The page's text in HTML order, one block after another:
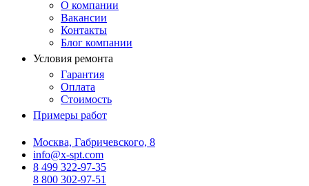
О компании
Вакансии
Контакты
Блог компании
Условия ремонта
Гарантия
Оплата
Стоимость
Примеры работ
Москва, Габричевского, 8
info@x-spt.com
8 499 322-97-35
8 800 302-97-51